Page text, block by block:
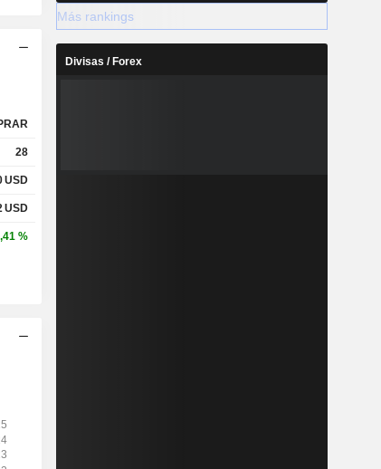
28
USD
USD
%
Más rankings
Divisas / Forex